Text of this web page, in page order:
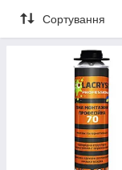
Сортування